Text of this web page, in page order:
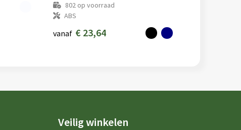
802 op voorraad
ABS
vanaf € 23,64
Veilig winkelen